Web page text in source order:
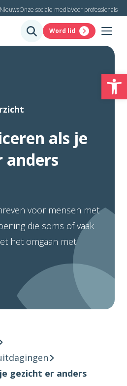
NieuwsOnze sociale mediaVoor professionals
Word lid
als je
anders
voor mensen met
die soms of vaak
het omgaan met
gezicht er anders